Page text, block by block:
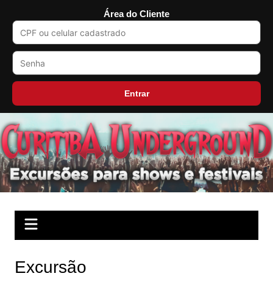
Área do Cliente
Entrar
para
o
conteúdo
Excursão